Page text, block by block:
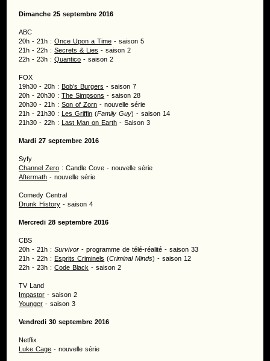
Dimanche 25 septembre 2016
ABC
20h - 21h :Once Upon a Time - saison 5
21h - 22h :Secrets & Lies - saison 2
22h - 23h :Quantico - saison 2
FOX
19h30 - 20h :Bob’s Burgers - saison 7
20h - 20h30 :The Simpsons - saison 28
20h30 - 21h :Son of Zorn - nouvelle série
21h - 21h30 :Les Griffin (Family Guy) - saison 14
21h30 - 22h :Last Man on Earth - Saison 3
Mardi 27 septembre 2016
Syfy
Channel Zero : Candle Cove - nouvelle série
Aftermath - nouvelle série
Comedy Central
Drunk History - saison 4
Mercredi 28 septembre 2016
CBS
20h - 21h :Survivor - programme de télé-réalité - saison 33
21h - 22h :Esprits Criminels (Criminal Minds) - saison 12
22h - 23h :Code Black - saison 2
TV Land
Impastor - saison 2
Younger - saison 3
Vendredi 30 septembre 2016
Netflix
Luke Cage - nouvelle série